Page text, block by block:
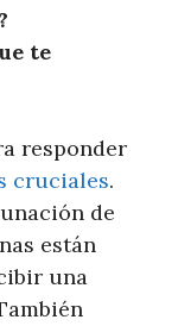
te
responder
cruciales.
de
están
una